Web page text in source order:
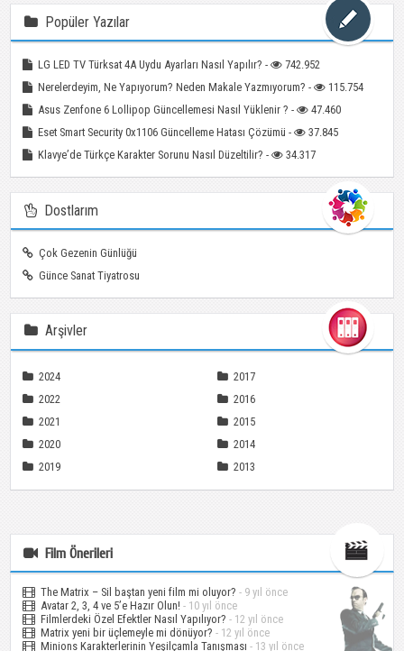
Popüler Yazılar
LG LED TV Türksat 4A Uydu Ayarları Nasıl Yapılır? -
742.952
Nerelerdeyim, Ne Yapıyorum? Neden Makale Yazmıyorum? -
115.754
Asus Zenfone 6 Lollipop Güncellemesi Nasıl Yüklenir ? -
47.460
Eset Smart Security 0x1106 Güncelleme Hatası Çözümü -
37.845
Klavye’de Türkçe Karakter Sorunu Nasıl Düzeltilir? -
34.317
Dostlarım
Çok Gezenin Günlüğü
Günce Sanat Tiyatrosu
Arşivler
2024
2022
2021
2020
2019
2017
2016
2015
2014
2013
Film Önerileri
The Matrix – Sil baştan yeni film mi oluyor? - 9 yıl önce
Avatar 2, 3, 4 ve 5’e Hazır Olun! - 10 yıl önce
Filmlerdeki Özel Efektler Nasıl Yapılıyor? - 12 yıl önce
Matrix yeni bir üçlemeyle mi dönüyor? - 12 yıl önce
Minions Karakterlerinin Yeşilçamla Tanışması - 13 yıl önce